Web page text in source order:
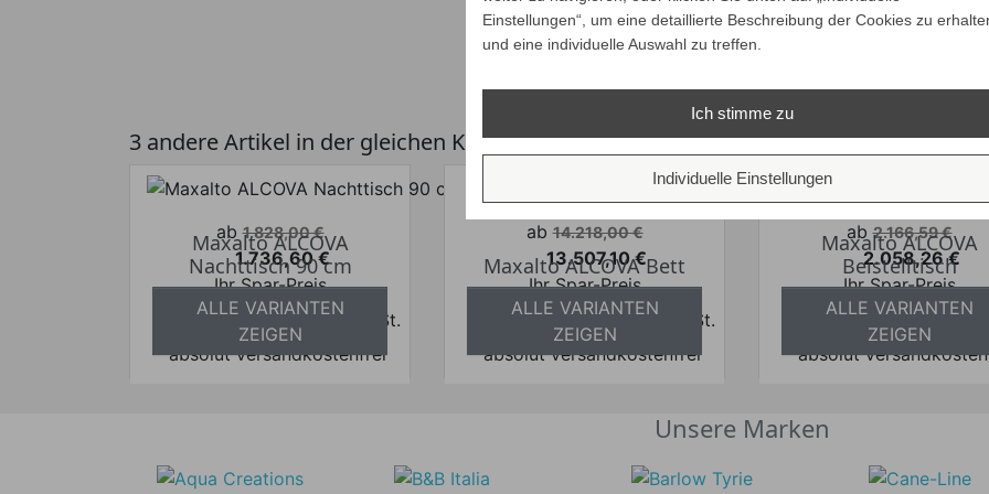
Abmessung 
Produktsicherheit 
3 andere Artikel in der gleichen Kategorie:
Verkaufspreis
ab 1.828,00 €
Preis
1.736,60 €
Ihr Spar-Preis
Preise inkl. ges. MwSt.
absolut versandkostenfrei
Maxalto ALCOVA
Nachttisch 90 cm
ALLE VARIANTEN
ZEIGEN
Verkaufspreis
ab 14.218,00 €
Preis
13.507,10 €
Ihr Spar-Preis
Preise inkl. ges. MwSt.
absolut versandkostenfrei
Maxalto ALCOVA Bett
ALLE VARIANTEN
ZEIGEN
Verkaufspreis
ab 2.166,59 €
Preis
2.058,26 €
Ihr Spar-Preis
Preise inkl. ges.
absolut
Maxalto ALCOVA
Beistelltisch
ALLE VARIANTEN
ZEIGEN
Unsere Marken
Einstellungen“, um eine detaillierte Beschreibung der Cookies zu
und eine individuelle Auswahl zu treffen.
Ich stimme zu
Individuelle Einstellungen